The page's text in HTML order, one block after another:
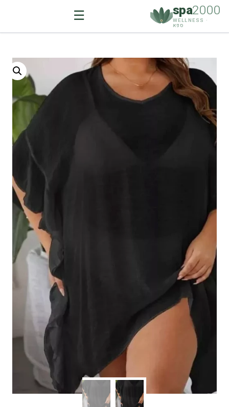
spa2000
WELLNESS ·
ספא ☰